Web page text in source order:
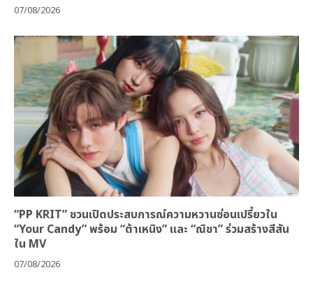
07/08/2026
“PP KRIT” ชวนเปิดประสบการณ์ความหวานซ่อนเปรี้ยวใน
“Your Candy” พร้อม “ต้าเหนิง” และ “ณิชา” ร่วมสร้างสีสัน
ใน MV
07/08/2026